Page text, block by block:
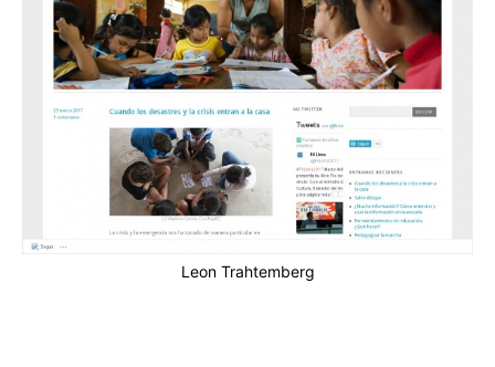
Leon Trahtemberg